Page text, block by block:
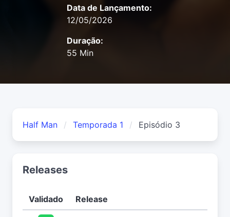
Data de Lançamento:
12/05/2026
Duração:
55 Min
Half Man Temporada 1 Episódio 3
Releases
Validado Release